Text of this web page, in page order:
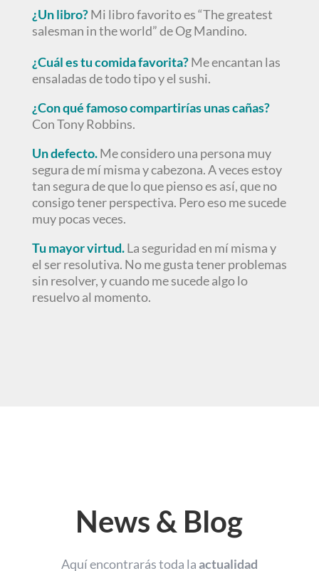
¿Un libro?Mi libro favorito es “The greatest
salesman in the world” de Og Mandino.
¿Cuál es tu comida favorita?Me encantan las
ensaladas de todo tipo y el sushi.
¿Con qué famoso compartirías unas cañas?
Con Tony Robbins.
Un defecto.Me considero una persona muy
segura de mí misma y cabezona. A veces estoy
tan segura de que lo que pienso es así, que no
consigo tener perspectiva. Pero eso me sucede
muy pocas veces.
Tu mayor virtud.La seguridad en mí misma y
el ser resolutiva. No me gusta tener problemas
sin resolver, y cuando me sucede algo lo
resuelvo al momento.
News & Blog
Aquí encontrarás toda laactualidad